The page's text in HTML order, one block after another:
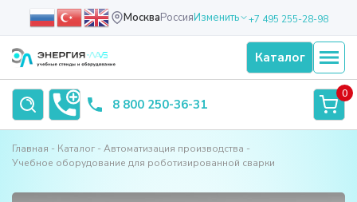
МоскваРоссияИзменить +7 495 255-28-98
Каталог
8 800 250-36-31
0
Главная Каталог
Автоматизация производства
Учебное оборудование для роботизированной сварки